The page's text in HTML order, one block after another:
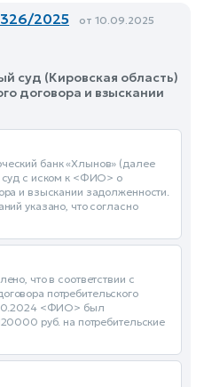
2025 от 10.09.2025
суд (Кировская область)
договора и взыскании
банк «Хлынов» (далее
с иском к <ФИО> о
и взыскании задолженности.
указано, что согласно
что в соответствии с
потребительского
<ФИО> был
руб. на потребительские